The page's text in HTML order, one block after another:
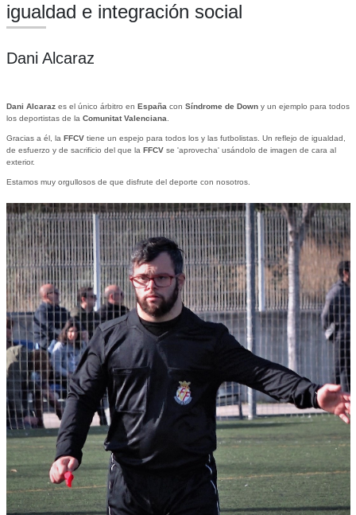
igualdad e integración social
Dani Alcaraz
Dani Alcaraz es el único árbitro en Españacon Síndrome de Downy un ejemplo para todos
los deportistas de la Comunitat Valenciana.
Gracias a él, la FFCVtiene un espejo para todos los y las futbolistas. Un reflejo de igualdad,
de esfuerzo y de sacrificio del que la FFCVse 'aprovecha' usándolo de imagen de cara al
exterior.
Estamos muy orgullosos de que disfrute del deporte con nosotros.